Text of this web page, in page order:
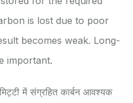
is lost due to poor
becomes weak. Long-
important.
में संग्रहित कार्बन आवश्यक